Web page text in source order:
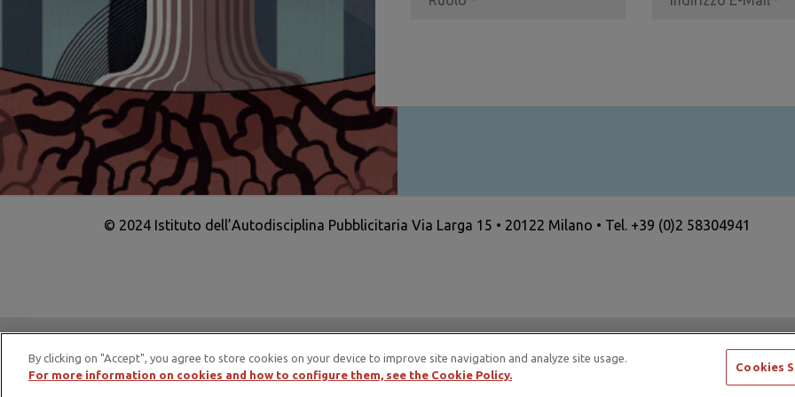
© 2024 Istituto dell’Autodisciplina Pubblicitaria Via Larga 15 • 20122 Milano • Tel. +39 (0)2 58304941
IAP è membro di EASA – European Advertising Standards Alliance e di ICAS – International Council
By clicking on "Accept", you agree to store cookies on your device to improve site navigation and analyze site usage.
For more information on cookies and how to configure them, see the Cookie Policy.
Cookies